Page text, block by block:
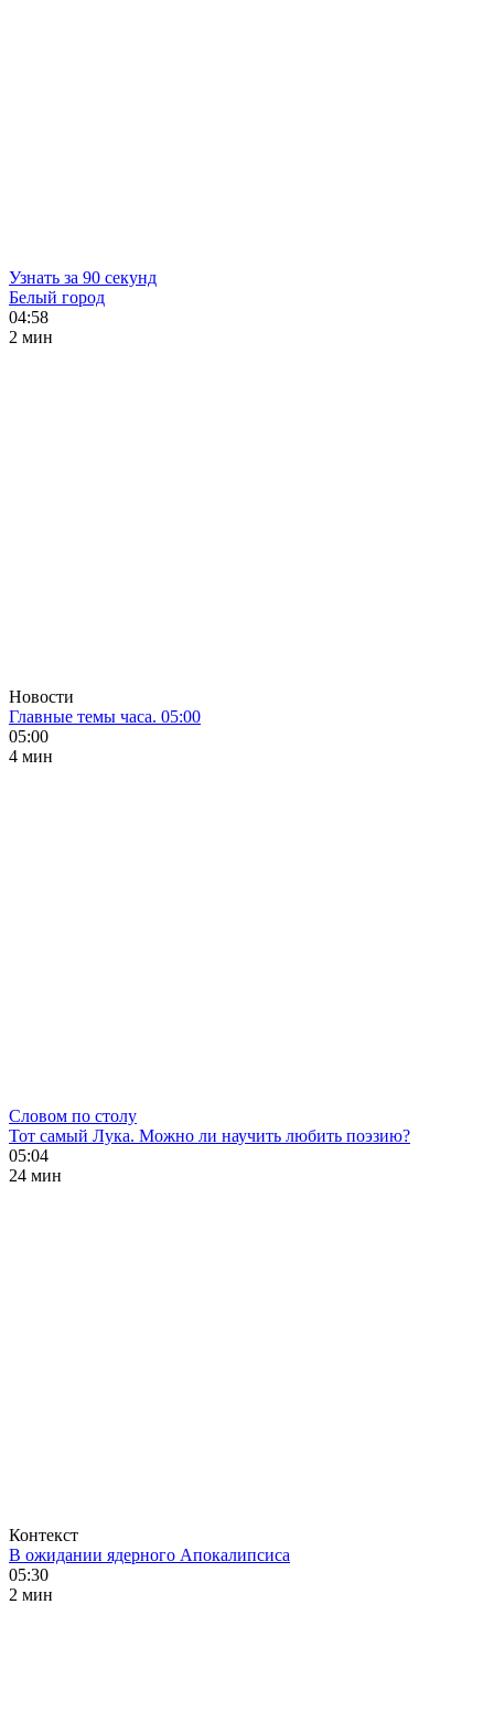
Узнать за 90 секунд
Белый город
04:58
2 мин
Новости
Главные темы часа. 05:00
05:00
4 мин
Словом по столу
Тот самый Лука. Можно ли научить любить поэзию?
05:04
24 мин
Контекст
В ожидании ядерного Апокалипсиса
05:30
2 мин